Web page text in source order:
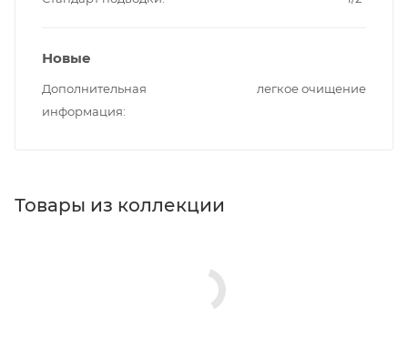
Новые
Дополнительная
информация
легкое очищение
Товары из коллекции